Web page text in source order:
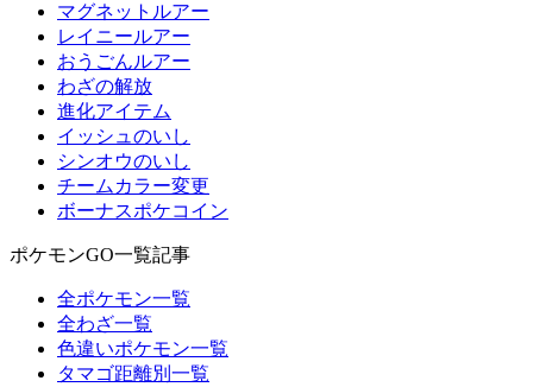
マグネットルアー
レイニールアー
おうごんルアー
わざの解放
進化アイテム
イッシュのいし
シンオウのいし
チームカラー変更
ボーナスポケコイン
ポケモンGO一覧記事
全ポケモン一覧
全わざ一覧
色違いポケモン一覧
タマゴ距離別一覧